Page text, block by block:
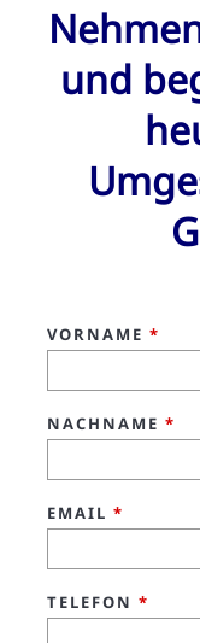
und
VORNAME *
NACHNAME *
EMAIL *
TELEFON *